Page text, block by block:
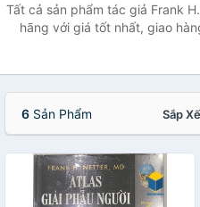
Tất cả sản phẩm tác giả Frank
hãng với giá tốt nhất, giao
6 Sản Phẩm Sắp